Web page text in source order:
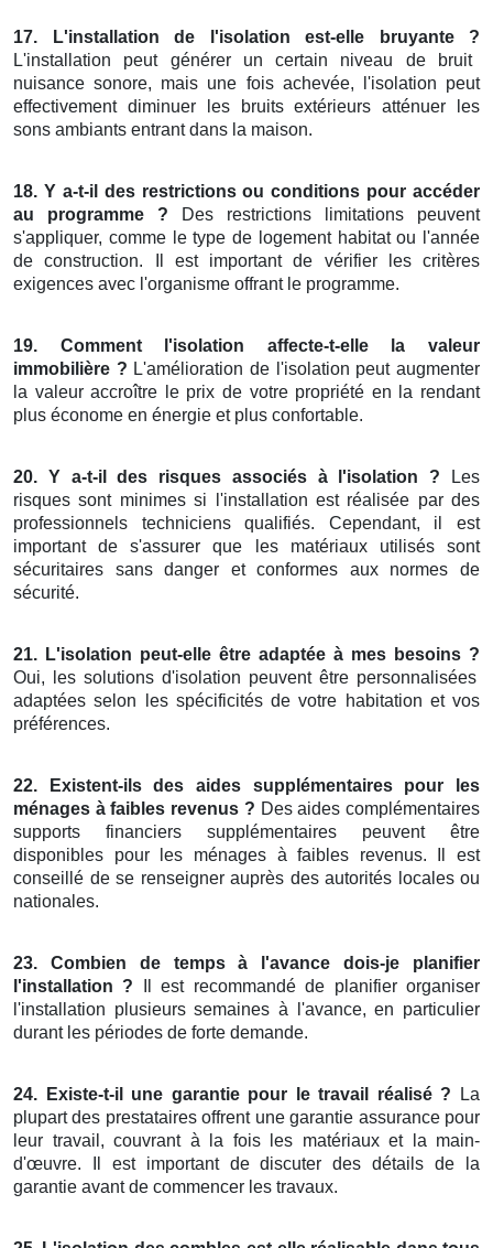
17. L'installation de l'isolation est-elle bruyante ?
L'installation peut générer un certain niveau de bruit
nuisance sonore, mais une fois achevée, l'isolation peut
effectivement diminuer les bruits extérieurs atténuer les
sons ambiants entrant dans la maison.
18. Y a-t-il des restrictions ou conditions pour accéder
au programme ? Des restrictions limitations peuvent
s'appliquer, comme le type de logement habitat ou l'année
de construction. Il est important de vérifier les critères
exigences avec l'organisme offrant le programme.
19. Comment l'isolation affecte-t-elle la valeur
immobilière ? L'amélioration de l'isolation peut augmenter
la valeur accroître le prix de votre propriété en la rendant
plus économe en énergie et plus confortable.
20. Y a-t-il des risques associés à l'isolation ? Les
risques sont minimes si l'installation est réalisée par des
professionnels techniciens qualifiés. Cependant, il est
important de s'assurer que les matériaux utilisés sont
sécuritaires sans danger et conformes aux normes de
sécurité.
21. L'isolation peut-elle être adaptée à mes besoins ?
Oui, les solutions d'isolation peuvent être personnalisées
adaptées selon les spécificités de votre habitation et vos
préférences.
22. Existent-ils des aides supplémentaires pour les
ménages à faibles revenus ? Des aides complémentaires
supports financiers supplémentaires peuvent être
disponibles pour les ménages à faibles revenus. Il est
conseillé de se renseigner auprès des autorités locales ou
nationales.
23. Combien de temps à l'avance dois-je planifier
l'installation ? Il est recommandé de planifier organiser
l'installation plusieurs semaines à l'avance, en particulier
durant les périodes de forte demande.
24. Existe-t-il une garantie pour le travail réalisé ? La
plupart des prestataires offrent une garantie assurance pour
leur travail, couvrant à la fois les matériaux et la main-
d'œuvre. Il est important de discuter des détails de la
garantie avant de commencer les travaux.